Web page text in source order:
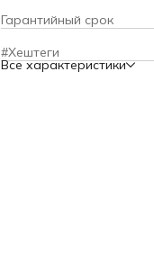
Гарантийный срок
#Хештеги
Все характеристики